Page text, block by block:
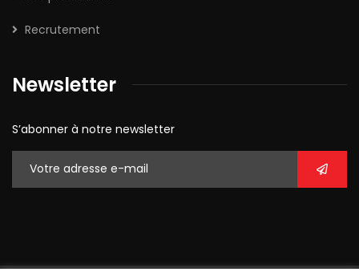
Recrutement
Newsletter
S’abonner à notre newsletter